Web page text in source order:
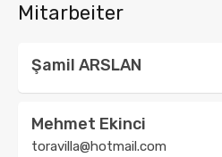
Mitarbeiter
Şamil ARSLAN
Mehmet Ekinci
toravilla@hotmail.com